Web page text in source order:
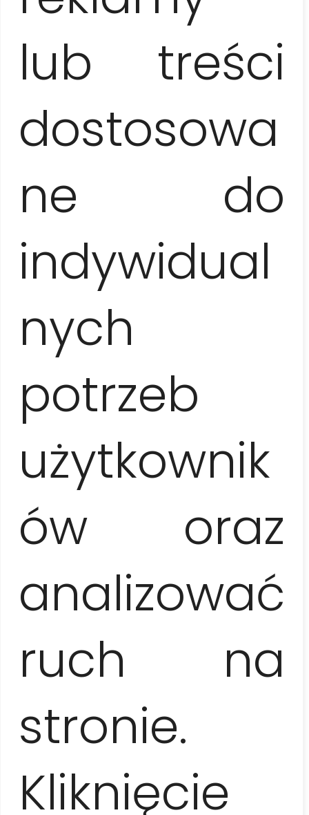
lub treści
dostosowa
ne do
indywidual
nych
potrzeb
użytkownik
ów oraz
analizować
ruch na
stronie.
Kliknięcie
daszkiem / kapelusz, okulary przeciwsłoneczne, krem
opieka lokalnego przewodnika (w języku polskim /
angielskim / hiszpańskim / francuskim / niemieckim),
przez Zatokę Hawańską, nauka robienia drinków,
lunch, przejażdżka coco-taxi
Nie wliczone w cenę
kolejność realizacji programu może ulec zmianie w
zależności od ustalonego miejsca spotkania z
wodnego realizowany jest przejazd autobusem lub
taksówką. Ze względów bezpieczeństwa na pokład
tramwaju wodnego nie wolno wnosić ostrych i
niebezpiecznych przedmiotów, ani szklanych butelek
1 osoba
110 EUR / os.
90 EUR / os.